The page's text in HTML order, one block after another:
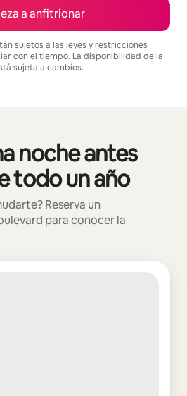
a anfitrionar
sujetos a las leyes y restricciones
con el tiempo. La disponibilidad de la
sujeta a cambios.
noche antes
todo un año
Reserva un
para conocer la